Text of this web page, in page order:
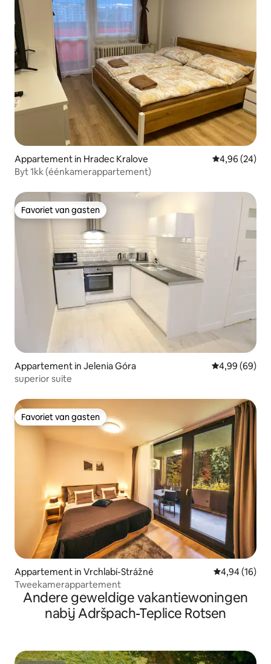
Appartement in Hradec Kralove Gemiddelde
4,96 (24)
Byt 1kk (éénkamerappartement)
Favoriet van gasten
Favoriet van gasten
Appartement in Jelenia Góra Gemiddelde
4,99 (69)
superior suite
Favoriet van gasten
Favoriet van gasten
Appartement in Vrchlabí-Strážné Gemiddelde
4,94 (16)
Tweekamerappartement
Andere geweldige vakantiewoningen
nabij Adršpach-Teplice Rotsen